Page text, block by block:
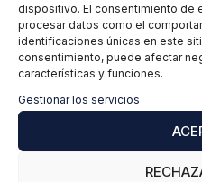
dispositivo. El consentimiento de
procesar datos como el
identificaciones únicas en este
consentimiento, puede afectar
características y funciones.
Gestionar los servicios
Correo electrónico*
*Doy mi
acepto laPolítica de
EIP International Business